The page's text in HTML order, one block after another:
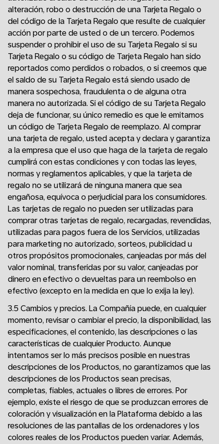
alteración, robo o destrucción de una Tarjeta Regalo o
del código de la Tarjeta Regalo que resulte de cualquier
acción por parte de usted o de un tercero. Podemos
suspender o prohibir el uso de su Tarjeta Regalo si su
Tarjeta Regalo o su código de Tarjeta Regalo han sido
reportados como perdidos o robados, o si creemos que
el saldo de su Tarjeta Regalo está siendo usado de
manera sospechosa, fraudulenta o de alguna otra
manera no autorizada. Si el código de su Tarjeta Regalo
deja de funcionar, su único remedio es que le emitamos
un código de Tarjeta Regalo de reemplazo. Al comprar
una tarjeta de regalo, usted acepta y declara y garantiza
a la empresa que el uso que haga de la tarjeta de regalo
cumplirá con estas condiciones y con todas las leyes,
normas y reglamentos aplicables, y que la tarjeta de
regalo no se utilizará de ninguna manera que sea
engañosa, equívoca o perjudicial para los consumidores.
Las tarjetas de regalo no pueden ser utilizadas para
comprar otras tarjetas de regalo, recargadas, revendidas,
utilizadas para pagos fuera de los Servicios, utilizadas
para marketing no autorizado, sorteos, publicidad u
otros propósitos promocionales, canjeadas por más del
valor nominal, transferidas por su valor, canjeadas por
dinero en efectivo o devueltas para un reembolso en
efectivo (excepto en la medida en que lo exija la ley).
3.5 Cambios y precios. La Compañía puede, en cualquier
momento, revisar o cambiar el precio, la disponibilidad, las
especificaciones, el contenido, las descripciones o las
características de cualquier Producto. Aunque
intentamos ser lo más precisos posible en nuestras
descripciones de los Productos, no garantizamos que las
descripciones de los Productos sean precisas,
completas, fiables, actuales o libres de errores. Por
ejemplo, existe el riesgo de que se produzcan errores de
coloración y visualización en la Plataforma debido a las
resoluciones de las pantallas de los ordenadores y los
colores reales de los Productos pueden variar. Además,